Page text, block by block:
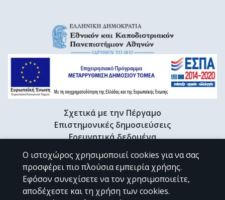
Σχετικά με την Πέργαμο
Επιστημονικές δημοσιεύσεις
Ερευνητικά δεδομένα
Διδακτορικές διατριβές & Γκρίζα βιβλιογραφία
Προφίλ Ερευνητή
Ο ιστοχώρος χρησιμοποιεί cookies για να σας
προσφέρει πιο πλούσια εμπειρία χρήσης.
Εφόσον συνεχίσετε να τον χρησιμοποιείτε,
αποδέχεστε και τη χρήση των cookies.